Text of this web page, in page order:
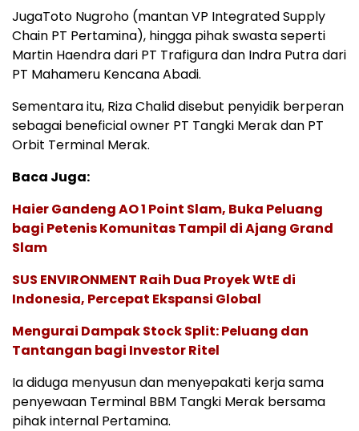
JugaToto Nugroho (mantan VP Integrated Supply
Chain PT Pertamina), hingga pihak swasta seperti
Martin Haendra dari PT Trafigura dan Indra Putra dari
PT Mahameru Kencana Abadi.
Sementara itu, Riza Chalid disebut penyidik berperan
sebagai beneficial owner PT Tangki Merak dan PT
Orbit Terminal Merak.
Baca Juga:
Haier Gandeng AO 1 Point Slam, Buka Peluang
bagi Petenis Komunitas Tampil di Ajang Grand
Slam
SUS ENVIRONMENT Raih Dua Proyek WtE di
Indonesia, Percepat Ekspansi Global
Mengurai Dampak Stock Split: Peluang dan
Tantangan bagi Investor Ritel
Ia diduga menyusun dan menyepakati kerja sama
penyewaan Terminal BBM Tangki Merak bersama
pihak internal Pertamina.